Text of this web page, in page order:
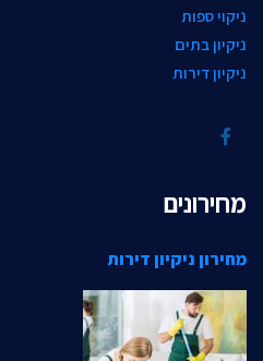
ניקוי ספות
ניקיון בתים
ניקיון דירות
מחירונים
מחירון ניקיון דירות